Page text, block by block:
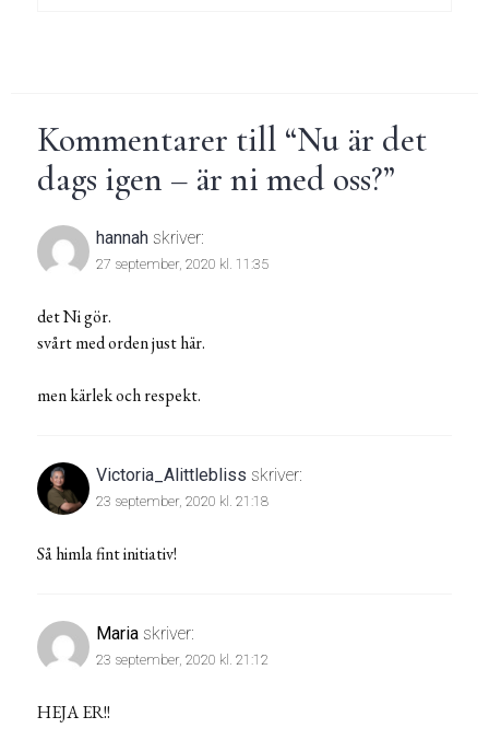
Kommentarer till “Nu är det
dags igen – är ni med oss?”
hannah skriver:
27 september, 2020 kl. 11:35
det Ni gör.
svårt med orden just här.
men kärlek och respekt.
Victoria_Alittlebliss skriver:
23 september, 2020 kl. 21:18
Så himla fint initiativ!
Maria skriver:
23 september, 2020 kl. 21:12
HEJA ER!!